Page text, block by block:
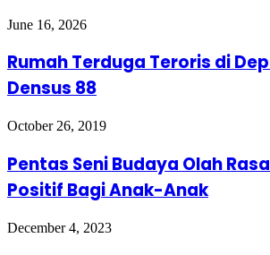
June 16, 2026
Rumah Terduga Teroris di
Densus 88
October 26, 2019
Pentas Seni Budaya Olah
Positif Bagi Anak-Anak
December 4, 2023